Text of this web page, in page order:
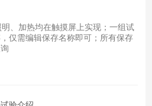
、加热均在触摸屏上实现；一组试
仅需编辑保存名称即可；所有保存